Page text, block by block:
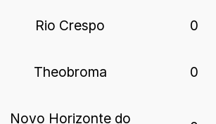
Rio Crespo 0
Theobroma 0
Novo Horizonte do